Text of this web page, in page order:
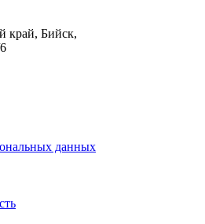
край, Бийск,
данных